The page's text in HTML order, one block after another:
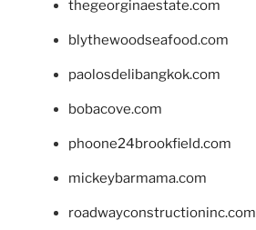
thegeorginaestate.com
blythewoodseafood.com
paolosdelibangkok.com
bobacove.com
phoone24brookfield.com
mickeybarmama.com
roadwayconstructioninc.com